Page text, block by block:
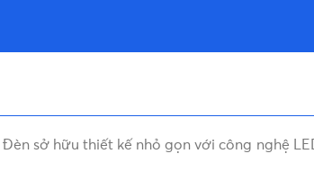
sở hữu thiết kế nhỏ gọn với công nghệ